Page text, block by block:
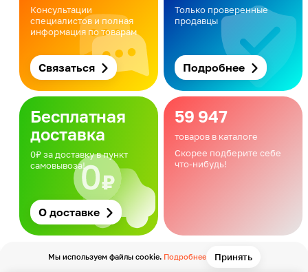
Консультации
специалистов и полная
информация по товарам
Связаться
Только проверенные
продавцы
Подробнее
Бесплатная
доставка
0₽ за доставку в пункт
самовывоза!
О доставке
59 947
товаров в каталоге
Скорее подберите себе
что-нибудь!
Мы используем файлы cookie. Подробнее Принять